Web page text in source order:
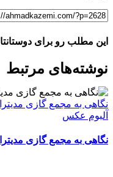
این مطلب رو برای
FacebookX
LinkedIn
WhatsApp
Telegram
ایمیل
نوشته‌‌های مرتبط
نگاهی به مجمع گازی
آلبوم عکس
نگاهی به مجمع گازی